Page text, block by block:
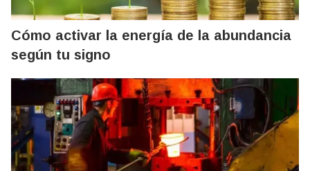
Cómo activar la energía de la abundancia
según tu signo